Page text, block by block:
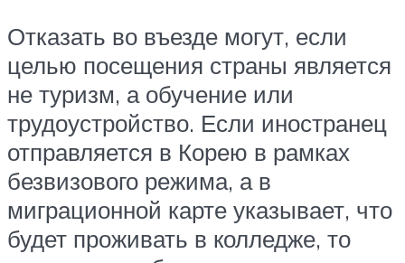
Отказать во въезде могут, если
целью посещения страны является
не туризм, а обучение или
трудоустройство. Если иностранец
отправляется в Корею в рамках
безвизового режима, а в
миграционной карте указывает, что
будет проживать в колледже, то